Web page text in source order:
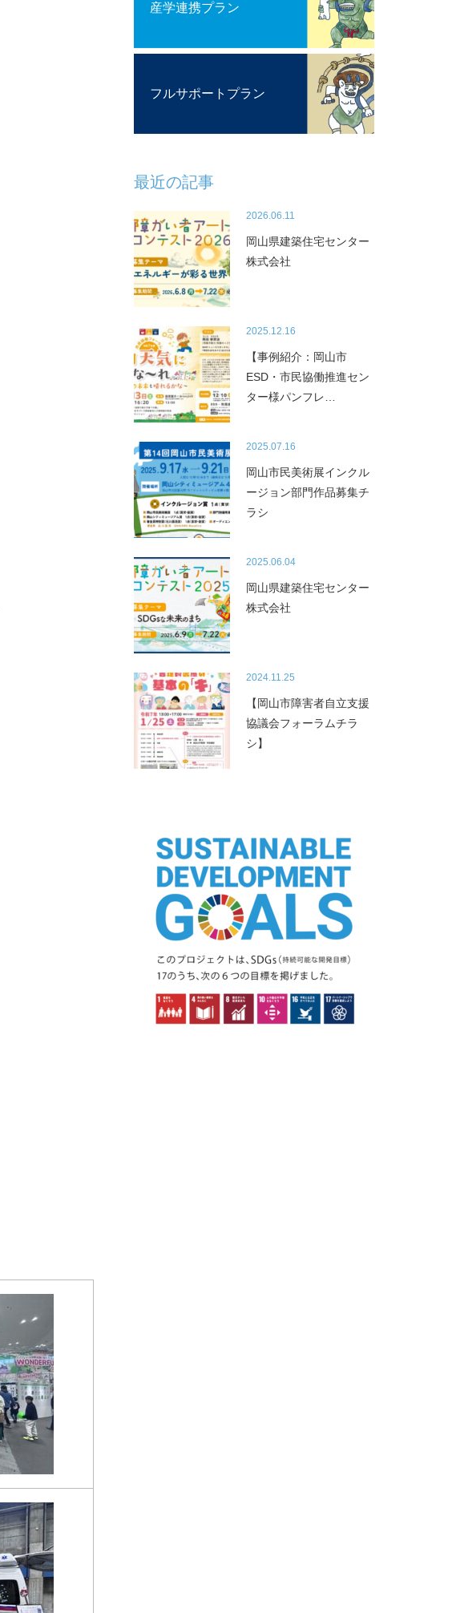
産学連携プラン
フルサポートプラン
最近の記事
2026.06.11
岡山県建築住宅センター
株式会社
2025.12.16
【事例紹介：岡山市
ESD・市民協働推進セン
ター様パンフレ…
2025.07.16
岡山市民美術展インクル
ージョン部門作品募集チ
ラシ
2025.06.04
岡山県建築住宅センター
株式会社
2024.11.25
【岡山市障害者自立支援
協議会フォーラムチラ
シ】